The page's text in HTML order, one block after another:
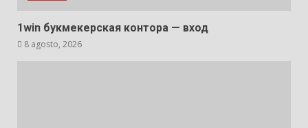
1win букмекерская контора — вход
8 agosto, 2026